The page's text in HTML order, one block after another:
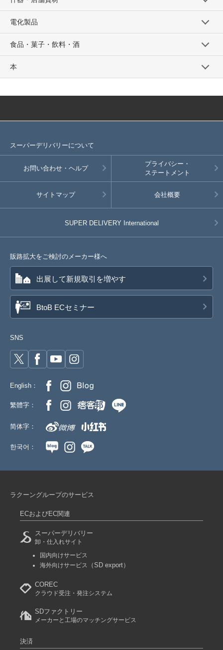
電化製品
食品・菓子・飲料・酒
本
スーパーデリバリーについて
お問い合わせ・ヘルプ
プライバシー・
ステートメント
サイトマップ 会社概要
SUPER DELIVERY International
販路拡大をご検討のメーカー様へ
出展して新規取引を増やす
BtoB ECセミナー
SNS
English：
繁體字：
简体字：
한국어：
ラクーングループのサービス
ECおよびEC関連
スーパーデリバリー
卸・仕入れサイト
国内向けサービス
海外向けサービス
（SD export）
COREC
クラウド受注・発注システム
SDファクトリー
メーカーと工場のマッチングサービス
決済